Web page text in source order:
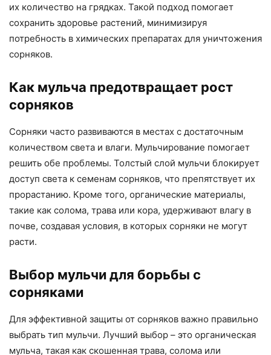
их количество на грядках. Такой подход помогает
сохранить здоровье растений, минимизируя
потребность в химических препаратах для уничтожения
сорняков.
Как мульча предотвращает рост
сорняков
Сорняки часто развиваются в местах с достаточным
количеством света и влаги. Мульчирование помогает
решить обе проблемы. Толстый слой мульчи блокирует
доступ света к семенам сорняков, что препятствует их
прорастанию. Кроме того, органические материалы,
такие как солома, трава или кора, удерживают влагу в
почве, создавая условия, в которых сорняки не могут
расти.
Выбор мульчи для борьбы с
сорняками
Для эффективной защиты от сорняков важно правильно
выбрать тип мульчи. Лучший выбор – это органическая
мульча, такая как скошенная трава, солома или